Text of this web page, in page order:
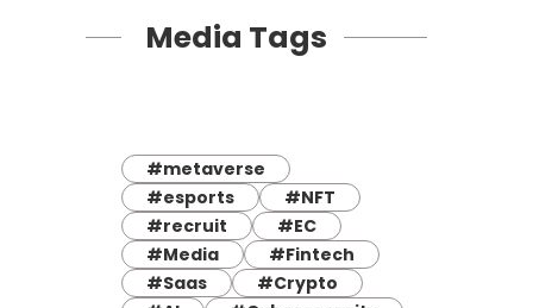
Media Tags
#metaverse
#esports
#NFT
#recruit
#EC
#Media
#Fintech
#Saas
#Crypto